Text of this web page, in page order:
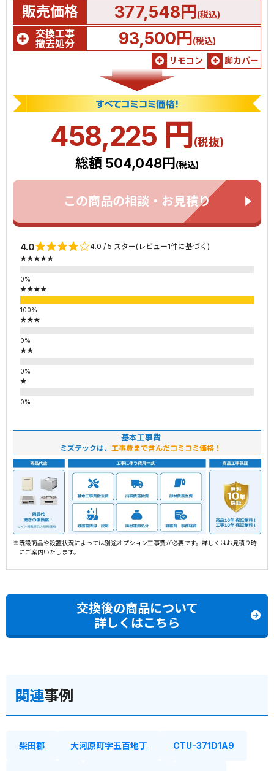
販売価格 377,548円(税込)
交換工事
撤去処分
93,500円(税込)
リモコン
脚カバー
458,225 円(税抜)
総額 504,048円 (税込)
この商品の相談・お見積り
4.0 4.0 / 5 スター(レビュー1件に基づく)
★★★★★
★★★★
★★★
★★
★
基本工事費
ミズテックは、 工事費まで含んだコミコミ価格！
※既設商品や設置状況によっては別途オプション工事費が必要です。詳しくはお見積り時
にご案内いたします。
交換後の商品について
詳しくはこちら
関連事例
柴田郡 大河原町字五百地丁 CTU-371D1A9